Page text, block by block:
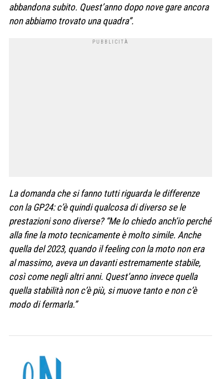
abbandona subito. Quest’anno dopo nove gare ancora
non abbiamo trovato una quadra”.
La domanda che si fanno tutti riguarda le differenze
con la GP24: c’è quindi qualcosa di diverso se le
prestazioni sono diverse? “Me lo chiedo anch’io perché
alla fine la moto tecnicamente è molto simile. Anche
quella del 2023, quando il feeling con la moto non era
al massimo, aveva un davanti estremamente stabile,
così come negli altri anni. Quest’anno invece quella
quella stabilità non c’è più, si muove tanto e non c’è
modo di fermarla.”